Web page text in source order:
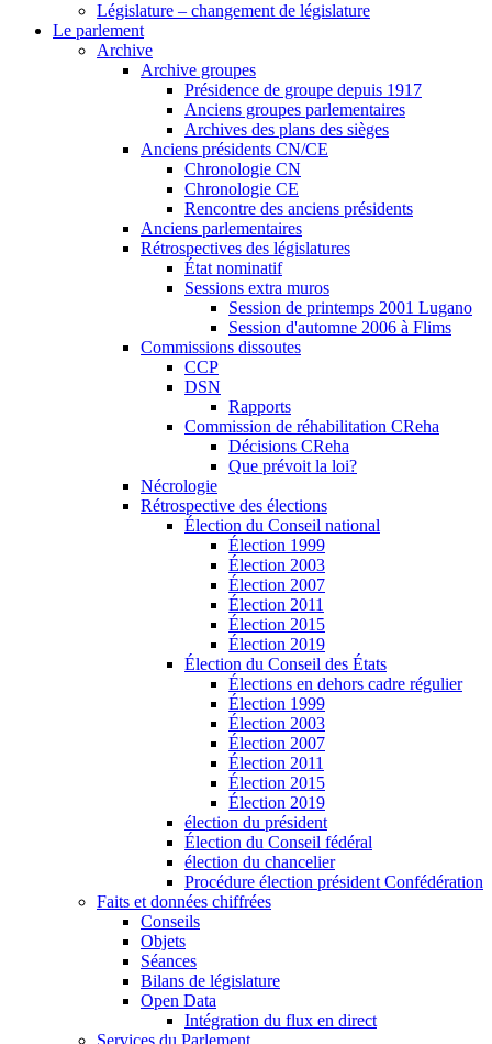
Législature – changement de législature
Le parlement
Archive
Archive groupes
Présidence de groupe depuis 1917
Anciens groupes parlementaires
Archives des plans des sièges
Anciens présidents CN/CE
Chronologie CN
Chronologie CE
Rencontre des anciens présidents
Anciens parlementaires
Rétrospectives des législatures
État nominatif
Sessions extra muros
Session de printemps 2001 Lugano
Session d'automne 2006 à Flims
Commissions dissoutes
CCP
DSN
Rapports
Commission de réhabilitation CReha
Décisions CReha
Que prévoit la loi?
Nécrologie
Rétrospective des élections
Élection du Conseil national
Élection 1999
Élection 2003
Élection 2007
Élection 2011
Élection 2015
Élection 2019
Élection du Conseil des États
Élections en dehors cadre régulier
Élection 1999
Élection 2003
Élection 2007
Élection 2011
Élection 2015
Élection 2019
élection du président
Élection du Conseil fédéral
élection du chancelier
Procédure élection président Confédération
Faits et données chiffrées
Conseils
Objets
Séances
Bilans de législature
Open Data
Intégration du flux en direct